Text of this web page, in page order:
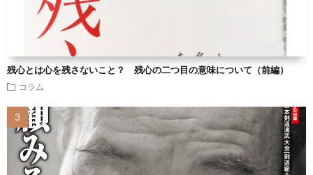
残心とは心を残さないこと？ 残心の二つ目の意味について（前編）
コラム